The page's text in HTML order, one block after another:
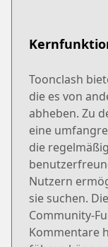
Toonclash
die es von
abheben. Zu
eine
die
Nutzern
sie suchen.
Community-
Kommentare